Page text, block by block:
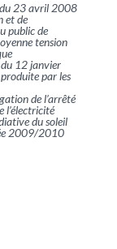
23 avril 2008
et de
public de
tension
12 janvier
par les
de l’arrêté
l’électricité
du soleil
2009/2010